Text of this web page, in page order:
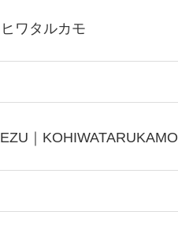
ワタルカモ
｜KOHIWATARUKAMO